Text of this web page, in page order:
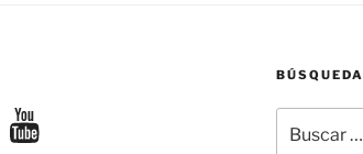
YouTube
BÚSQUEDA
por: